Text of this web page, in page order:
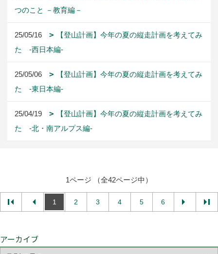
つのこと －教育編－
25/05/16
【登山計画】今年の夏の縦走計画を考えてみ
た -西日本編-
25/05/06
【登山計画】今年の夏の縦走計画を考えてみ
た -東日本編-
25/04/19
【登山計画】今年の夏の縦走計画を考えてみ
た -北・南アルプス編-
1ページ （全42ページ中）
1 2 3 4 5 6
アーカイブ